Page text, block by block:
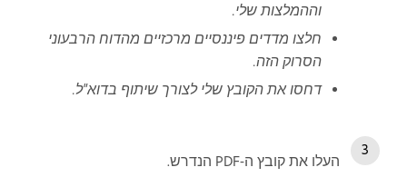
וההמלצות שלי.
חלצו מדדים פיננסיים מרכזיים מהדוח הרבעוני
הסרוק הזה.
דחסו את הקובץ שלי לצורך שיתוף בדוא"ל.
העלו את קובץ ה-PDF הנדרש.